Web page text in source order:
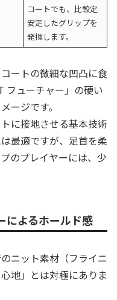
コートでも、比較定
安定したグリップを
発揮します。
ートの微細な凹凸に食
フューチャー」の硬い
ージです。
に接地させる基本技術
最適ですが、足首を柔
のプレイヤーには、少
によるホールド感
ニット素材（フライニ
地」とは対極にありま